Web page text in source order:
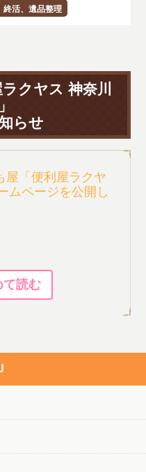
終活、遺品整理
クヤス 神奈川
らせ
屋「便利屋ラクヤ
ムページを公開し
読む